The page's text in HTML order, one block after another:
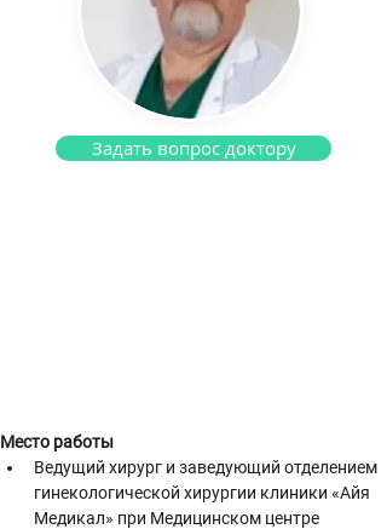
Задать вопрос доктору
Место работы
Ведущий хирург и заведующий отделением
гинекологической хирургии клиники «Айя
Медикал» при Медицинском центре